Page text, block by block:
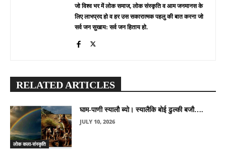
जो विश्व भर में लोक समाज, लोक संस्कृति व आम जनमानस के
लिए लाभप्रद हो व हर उस सकारात्मक पहलु की बात करना जो
सर्व जन सुखाय: सर्व जन हिताय हो.
RELATED ARTICLES
लोक कला-संस्कृति
घाम-पाणी स्यालौ ब्यो। स्यालैकि बोई ढुल्की बजौ….
JULY 10, 2026